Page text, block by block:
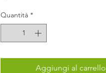
Quantità *
Aggiungi al carrello